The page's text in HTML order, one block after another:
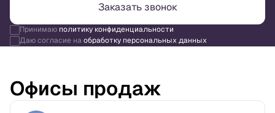
Заказать звонок
Принимаю политику конфиденциальности
Даю согласие наобработку персональных данных
Офисы продаж